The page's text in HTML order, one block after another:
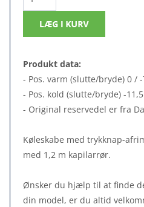
Produkt data:
- Pos. varm (slutte/bryde) 0 / -
- Pos. kold (slutte/bryde) -
- Original reservedel er fra
Køleskabe med trykknap-
med 1,2 m kapilarrør.
Ønsker du hjælp til at finde
din model, er du altid